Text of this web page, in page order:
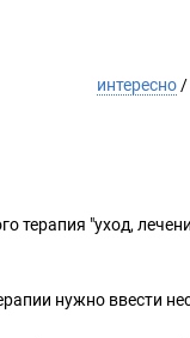
интересно /
терапия "уход,
нужно ввести